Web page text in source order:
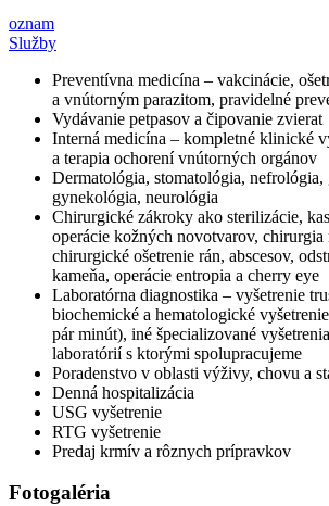
oznam
Služby
Preventívna medicína – vakcinácie,
a vnútorným parazitom, pravidelné
Vydávanie petpasov a čipovanie zvierat
Interná medicína – kompletné klinické
a terapia ochorení vnútorných orgánov
Dermatológia, stomatológia, nefrológia,
gynekológia, neurológia
Chirurgické zákroky ako sterilizácie,
operácie kožných novotvarov,
chirurgické ošetrenie rán, abscesov,
kameňa, operácie entropia a cherry eye
Laboratórna diagnostika – vyšetrenie
biochemické a hematologické
pár minút), iné špecializované
laboratórií s ktorými spolupracujeme
Poradenstvo v oblasti výživy, chovu a
Denná hospitalizácia
USG vyšetrenie
RTG vyšetrenie
Predaj krmív a rôznych prípravkov
Fotogaléria